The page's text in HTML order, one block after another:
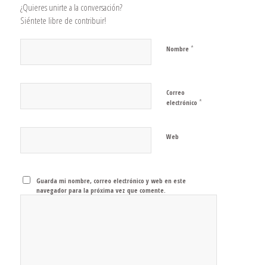
¿Quieres unirte a la conversación?
Siéntete libre de contribuir!
Nombre *
Correo
electrónico *
Web
Guarda mi nombre, correo electrónico y web en este
navegador para la próxima vez que comente.